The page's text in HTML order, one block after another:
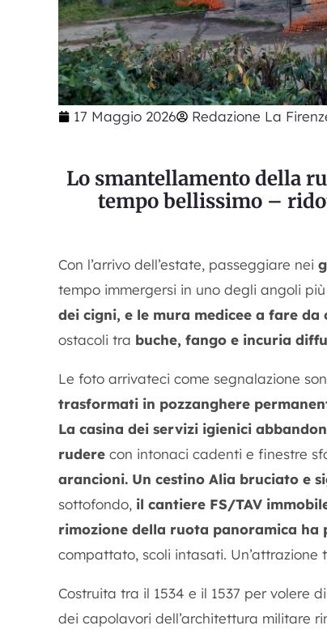
17 Maggio 2026 Redazione La
Lo smantellamento della
tempo bellissimo –
Con l’arrivo dell’estate, passeggiare nei
tempo immergersi in uno degli angoli
dei cigni, e le mura medicee a fare da
ostacoli tra buche, fango e incuria
Le foto arrivateci come segnalazione
trasformati in pozzanghere
La casina dei servizi igienici
rudere con intonaci cadenti e finestre
arancioni. Un cestino Alia bruciato e
sottofondo, il cantiere FS/TAV
rimozione della ruota panoramica ha
compattato, scoli intasati.
Costruita tra il 1534 e il 1537 per volere
dei capolavori dell’architettura militare